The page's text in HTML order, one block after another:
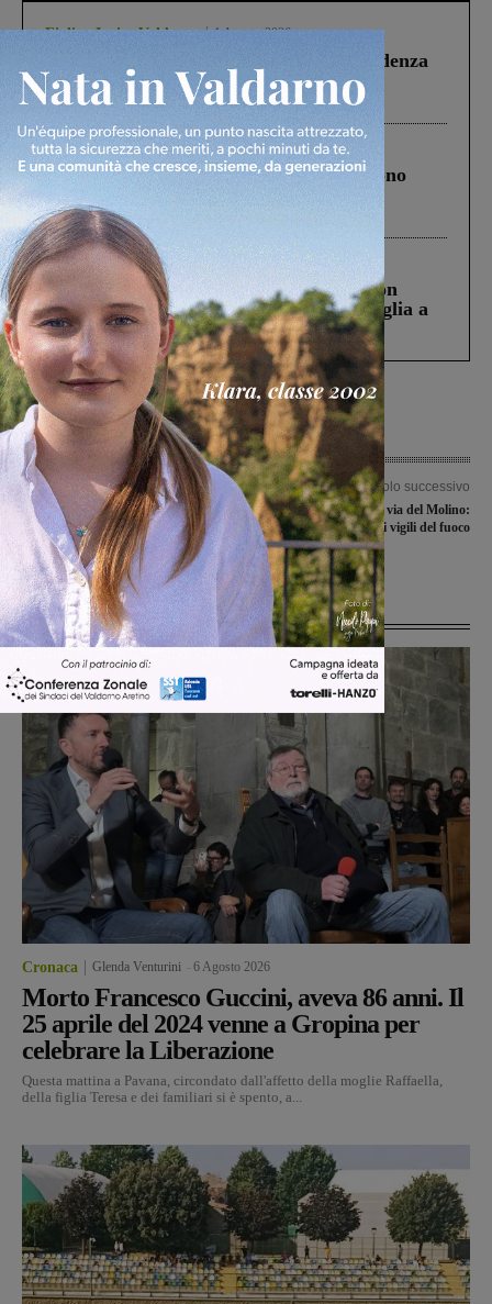
Figline Incisa Valdarno 1 Agosto 2026
Piscina di Figline finanziata oltre la scadenza
Pnrr, il gruppo di Fratelli d’Italia: “Un
ringraziamento al Governo”
Cronaca 4 Agosto 2026
Un anno fa la strage in A1 in cui morirono
Gianni, Giulia e Franco. Lo schianto, il
processo, lo stop ai sorpassi fra tir....
Cronaca 3 Agosto 2026
Scomparso da una struttura di Castiglion
Fiorentino l’uomo che aveva ucciso la figlia a
Levane nel 2020
Articolo precedente
Giardini Spinelli, l’annuncio del
sindaco: “Anche il Consiglio di Stato
ha dato ragione al comune”
Articolo successivo
Pianta cade in via del Molino:
intervengono i vigili del fuoco
Ultime Notizie
Cronaca Glenda Venturini 6 Agosto 2026
Morto Francesco Guccini, aveva 86 anni. Il
25 aprile del 2024 venne a Gropina per
celebrare la Liberazione
Questa mattina a Pavana, circondato dall'affetto della moglie Raffaella,
della figlia Teresa e dei familiari si è spento, a...